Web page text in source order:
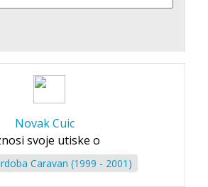
Novak Cuic
svoje utiske o
Caravan (1999 - 2001)